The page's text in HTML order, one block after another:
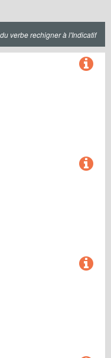
verbe rechigner à l'Indicatif